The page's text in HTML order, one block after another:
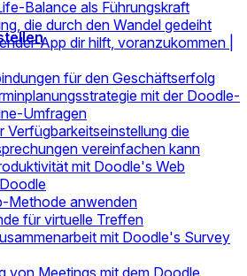
Balance als Führungskraft
die durch den Wandel gedeiht
App dir hilft, voranzukommen |
für den Geschäftserfolg
mit der Doodle-
Umfragen
Verfügbarkeitseinstellung die
vereinfachen kann
mit Doodle's Web
Methode anwenden
für virtuelle Treffen
mit Doodle's Survey
von Meetings mit dem Doodle